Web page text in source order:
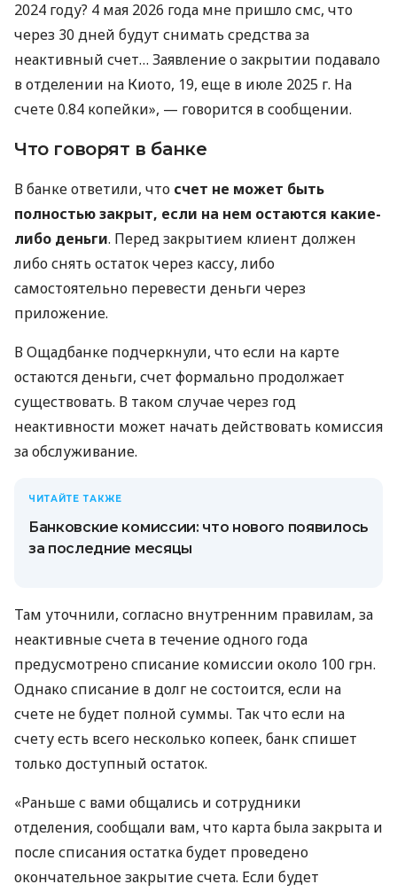
2024 году? 4 мая 2026 года мне пришло смс, что
через 30 дней будут снимать средства за
неактивный счет… Заявление о закрытии подавало
в отделении на Киото, 19, еще в июле 2025 г. На
счете 0.84 копейки», — говорится в сообщении.
Что говорят в банке
В банке ответили, что счет не может быть
полностью закрыт, если на нем остаются какие-
либо деньги. Перед закрытием клиент должен
либо снять остаток через кассу, либо
самостоятельно перевести деньги через
приложение.
В Ощадбанке подчеркнули, что если на карте
остаются деньги, счет формально продолжает
существовать. В таком случае через год
неактивности может начать действовать комиссия
за обслуживание.
ЧИТАЙТЕ ТАКЖЕ
Банковские комиссии: что нового появилось
за последние месяцы
Там уточнили, согласно внутренним правилам, за
неактивные счета в течение одного года
предусмотрено списание комиссии около 100 грн.
Однако списание в долг не состоится, если на
счете не будет полной суммы. Так что если на
счету есть всего несколько копеек, банк спишет
только доступный остаток.
«Раньше с вами общались и сотрудники
отделения, сообщали вам, что карта была закрыта и
после списания остатка будет проведено
окончательное закрытие счета. Если будет